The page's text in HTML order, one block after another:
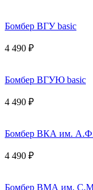
Бомбер ВГУ basic
4 490 ₽
Бомбер ВГУЮ basic
4 490 ₽
Бомбер ВКА им. А.Ф.
4 490 ₽
Бомбер ВМА им.